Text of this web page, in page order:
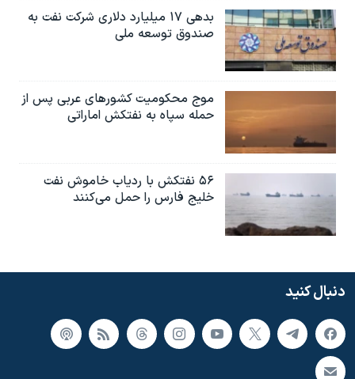
بدهی ۱۷ میلیارد دلاری شرکت نفت به
صندوق توسعه ملی
موج محکومیت کشورهای عربی پس از
حمله سپاه به نفتکش اماراتی
۵۶ نفتکش با ردیاب خاموش نفت
خلیج فارس را حمل می‌کنند
دنبال کنید